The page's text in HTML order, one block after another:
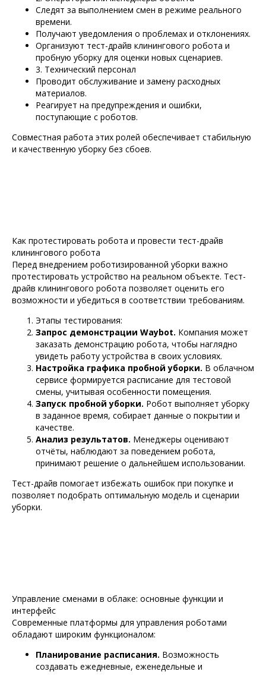
Следят за выполнением смен в режиме реального
времени.
Получают уведомления о проблемах и отклонениях.
Организуют тест-драйв клинингового робота и
пробную уборку для оценки новых сценариев.
3. Технический персонал
Проводит обслуживание и замену расходных
материалов.
Реагирует на предупреждения и ошибки,
поступающие с роботов.
Совместная работа этих ролей обеспечивает стабильную
и качественную уборку без сбоев.
Как протестировать робота и провести тест-драйв
клинингового робота
Перед внедрением роботизированной уборки важно
протестировать устройство на реальном объекте. Тест-
драйв клинингового робота позволяет оценить его
возможности и убедиться в соответствии требованиям.
Этапы тестирования:
Запрос демонстрации Waybot. Компания может
заказать демонстрацию робота, чтобы наглядно
увидеть работу устройства в своих условиях.
Настройка графика пробной уборки. В облачном
сервисе формируется расписание для тестовой
смены, учитывая особенности помещения.
Запуск пробной уборки. Робот выполняет уборку
в заданное время, собирает данные о покрытии и
качестве.
Анализ результатов. Менеджеры оценивают
отчёты, наблюдают за поведением робота,
принимают решение о дальнейшем использовании.
Тест-драйв помогает избежать ошибок при покупке и
позволяет подобрать оптимальную модель и сценарии
уборки.
Управление сменами в облаке: основные функции и
интерфейс
Современные платформы для управления роботами
обладают широким функционалом:
Планирование расписания. Возможность
создавать ежедневные, еженедельные и